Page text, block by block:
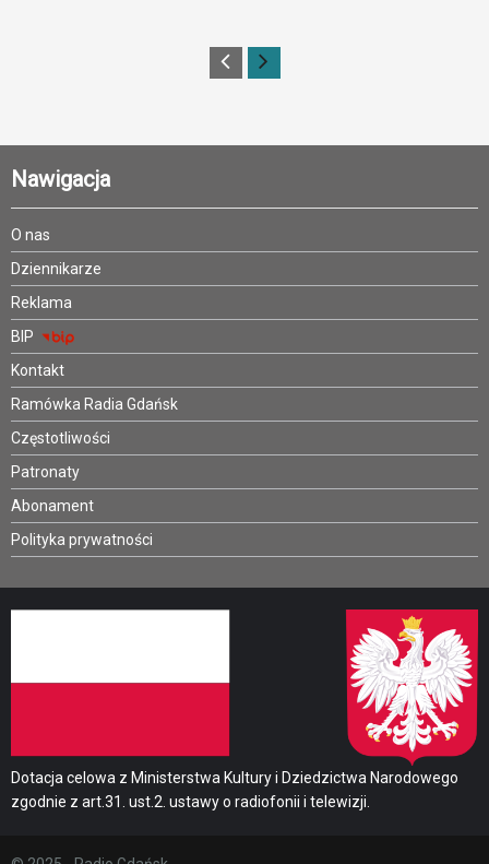
Nawigacja
O nas
Dziennikarze
Reklama
BIP
Kontakt
Ramówka Radia Gdańsk
Częstotliwości
Patronaty
Abonament
Polityka prywatności
Dotacja celowa z Ministerstwa Kultury i Dziedzictwa Narodowego
zgodnie z art.31. ust.2. ustawy o radiofonii i telewizji.